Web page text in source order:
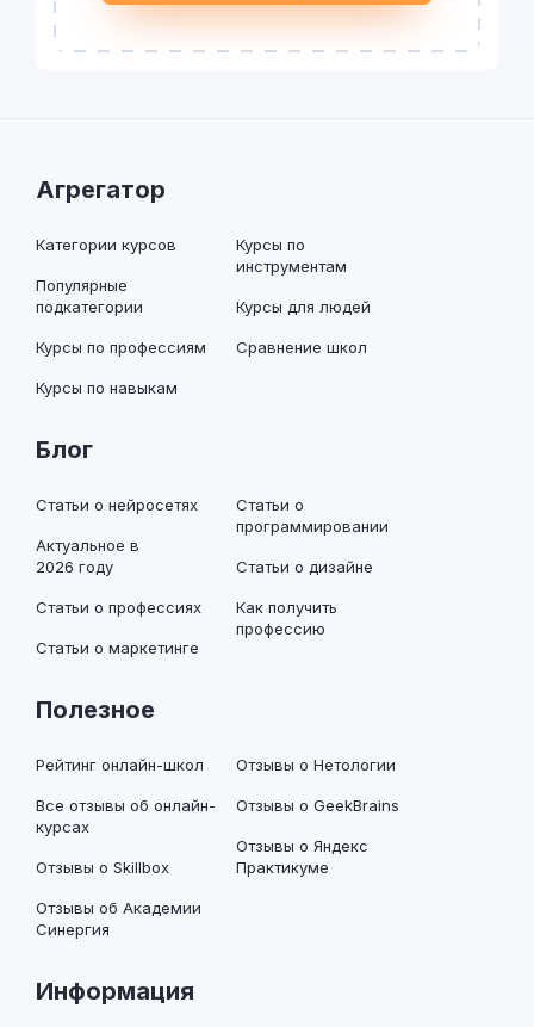
Агрегатор
Категории курсов
Популярные
подкатегории
Курсы по профессиям
Курсы по навыкам
Курсы по
инструментам
Курсы для людей
Сравнение школ
Блог
Статьи о нейросетях
Актуальное в
2026 году
Статьи о профессиях
Статьи о маркетинге
Статьи о
программировании
Статьи о дизайне
Как получить
профессию
Полезное
Рейтинг онлайн-школ
Все отзывы об онлайн-
курсах
Отзывы о Skillbox
Отзывы об Академии
Синергия
Отзывы о Нетологии
Отзывы о GeekBrains
Отзывы о Яндекс
Практикуме
Информация